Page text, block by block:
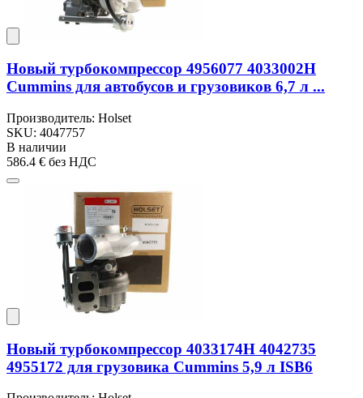
Новый турбокомпрессор 4956077 4033002H
Cummins для автобусов и грузовиков 6,7 л ...
Производитель: Holset
SKU: 4047757
В наличии
586.4 € без НДС
Новый турбокомпрессор 4033174H 4042735
4955172 для грузовика Cummins 5,9 л ISB6